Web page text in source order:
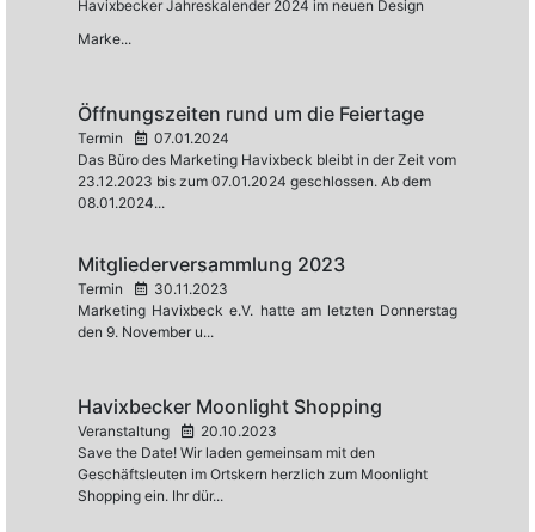
Havixbecker Jahreskalender 2024 im neuen Design
Marke...
Öffnungszeiten rund um die Feiertage
Termin
07.01.2024
Das Büro des Marketing Havixbeck bleibt in der Zeit vom
23.12.2023 bis zum 07.01.2024 geschlossen. Ab dem
08.01.2024...
Mitgliederversammlung 2023
Termin
30.11.2023
Marketing Havixbeck e.V. hatte am letzten Donnerstag
den 9. November u...
Havixbecker Moonlight Shopping
Veranstaltung
20.10.2023
Save the Date! Wir laden gemeinsam mit den
Geschäftsleuten im Ortskern herzlich zum Moonlight
Shopping ein. Ihr dür...